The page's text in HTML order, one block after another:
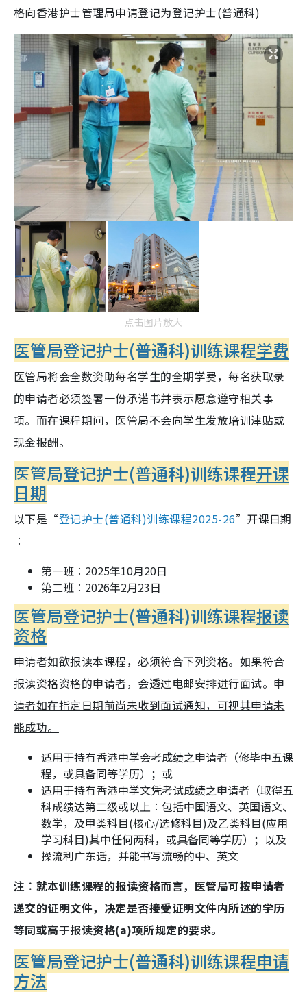
格向香港护士管理局申请登记为登记护士(普通科)
点击图片放大
医管局登记护士(普通科)训练课程学费
医管局将会全数资助每名学生的全期学费，每名获取录
的申请者必须签署一份承诺书并表示愿意遵守相关事
项。而在课程期间，医管局不会向学生发放培训津贴或
现金报酬。
医管局登记护士(普通科)训练课程开课
日期
以下是“登记护士(普通科)训练课程2025-26” 开课日期
︰
第一班︰2025年10月20日
第二班︰2026年2月23日
医管局登记护士(普通科)训练课程报读
资格
申请者如欲报读本课程，必须符合下列资格。 如果符合
报读资格资格的申请者，会透过电邮安排进行面试。申
请者如在指定日期前尚未收到面试通知，可视其申请未
能成功。
适用于持有香港中学会考成绩之申请者（修毕中五课
程，或具备同等学历）；或
适用于持有香港中学文凭考试成绩之申请者（取得五
科成绩达第二级或以上︰包括中国语文、英国语文、
数学，及甲类科目(核心/选修科目)及乙类科目(应用
学习科目)其中任何两科，或具备同等学历）；以及
操流利广东话，并能书写流畅的中、英文
注︰就本训练课程的报读资格而言，医管局可按申请者
递交的证明文件，决定是否接受证明文件内所述的学历
等同或高于报读资格(a)项所规定的要求。
医管局登记护士(普通科)训练课程申请
方法